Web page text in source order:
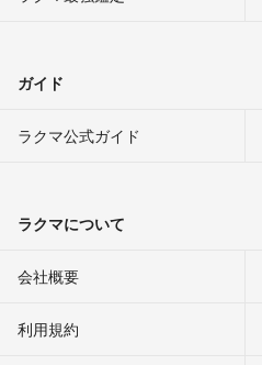
ガイド
ラクマ公式ガイド
ラクマについて
会社概要
利用規約